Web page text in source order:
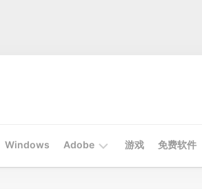
Windows Adobe 游戏 免费软件